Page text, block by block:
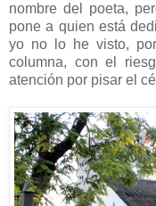
nombre del poeta,
pone a quien está
yo no lo he visto,
columna, con el
atención por pisar el